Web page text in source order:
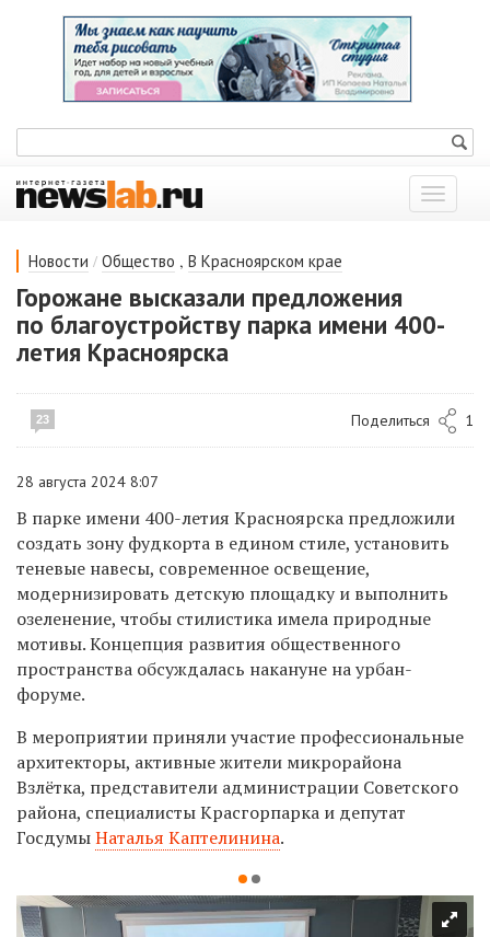
Показать
меню
Новости / Общество , В Красноярском крае
Горожане высказали предложения
по благоустройству парка имени 400-
летия Красноярска
23 Поделиться 1
28 августа 2024 8:07
В парке имени 400-летия Красноярска предложили
создать зону фудкорта в едином стиле, установить
теневые навесы, современное освещение,
модернизировать детскую площадку и выполнить
озеленение, чтобы стилистика имела природные
мотивы.Концепция развития общественного
пространства обсуждалась накануне на урбан-
форуме.
В мероприятии приняли участие профессиональные
архитекторы, активные жители микрорайона
Взлётка, представители администрации Советского
района, специалисты Красгорпарка и депутат
ГосдумыНаталья Каптелинина.